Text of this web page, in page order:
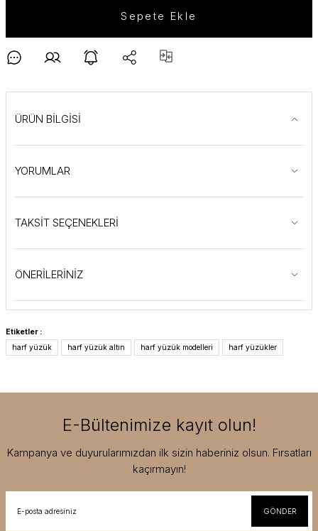
Sepete Ekle
ÜRÜN BİLGİSİ
YORUMLAR
TAKSİT SEÇENEKLERİ
ÖNERİLERİNİZ
Etiketler :
harf yüzük
harf yüzük altın harf yüzük modelleri harf yüzükler
E-Bültenimize kayıt olun!
Kampanya ve duyurularımızdan ilk sizin haberiniz olsun. Fırsatları
kaçırmayın!
GÖNDER